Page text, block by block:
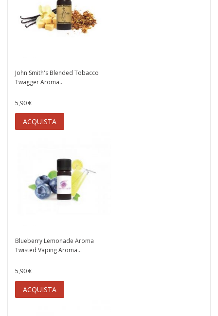
John Smith's Blended Tobacco
Twagger Aroma...
5,90 €
ACQUISTA
Blueberry Lemonade Aroma
Twisted Vaping Aroma...
5,90 €
ACQUISTA